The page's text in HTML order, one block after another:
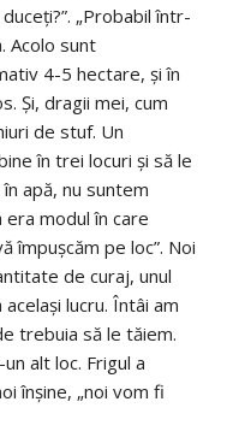
„Probabil într-
Acolo sunt
4-5 hectare, şi în
Şi, dragii mei, cum
de stuf. Un
în trei locuri şi să le
apă, nu suntem
modul în care
împuşcăm pe loc”. Noi
de curaj, unul
lucru. Întâi am
trebuia să le tăiem.
alt loc. Frigul a
înşine, „noi vom fi